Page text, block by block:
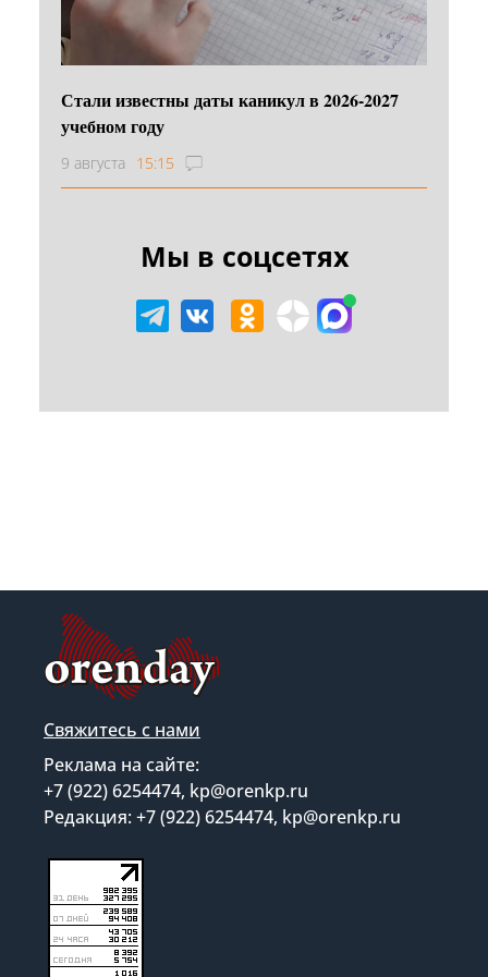
Стали известны даты каникул в 2026-2027
учебном году
9 августа 15:15
Мы в соцсетях
Свяжитесь с нами
Реклама на сайте:
+7 (922) 6254474, kp@orenkp.ru
Редакция: +7 (922) 6254474, kp@orenkp.ru